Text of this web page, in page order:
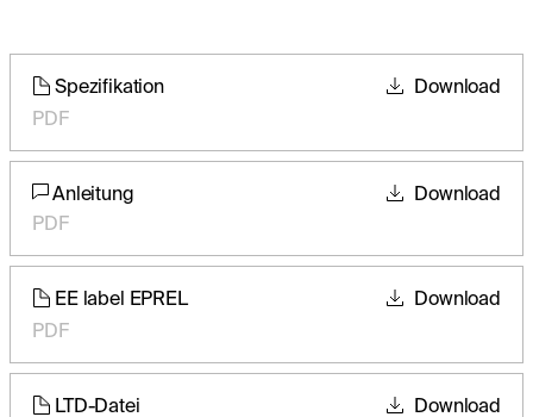
Spezifikation
PDF
Download
Anleitung
PDF
Download
EE label EPREL
PDF
Download
LTD-Datei
Download